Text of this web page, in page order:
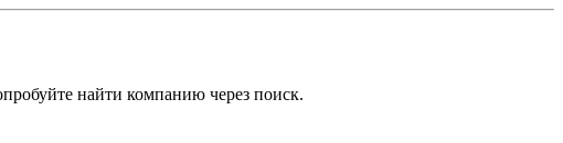
найти компанию через поиск.